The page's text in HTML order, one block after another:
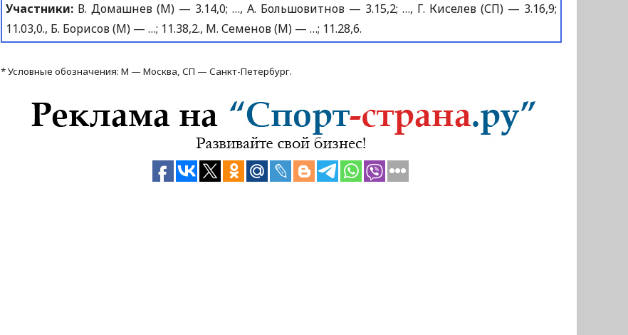
Участники: В. Домашнев (М) — 3.14,0; …, А. Большовитнов — 3.15,2; …, Г. Киселев (СП) — 3.16,9;
11.03,0., Б. Борисов (М) — …; 11.38,2., М. Семенов (М) — …; 11.28,6.
* Условные обозначения: М — Москва,СП — Санкт-Петербург.